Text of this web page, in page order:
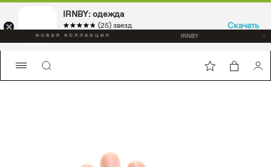
IRNBY: одежда
☆☆☆☆☆
★★★★★ (25) звезд
Sport & casual, аксессуары
Скачать